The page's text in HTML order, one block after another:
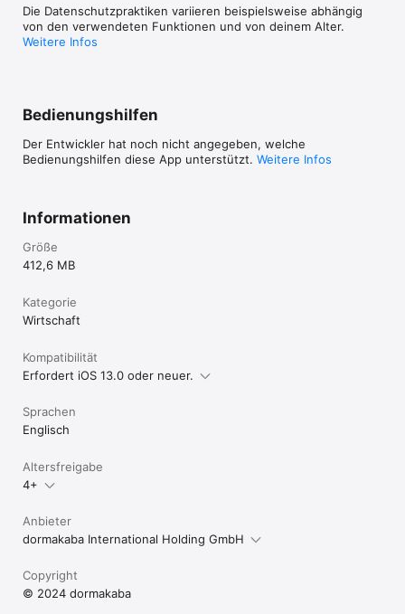
Die Datenschutzpraktiken variieren beispielsweise abhängig
von den verwendeten Funktionen und von deinem Alter.
Weitere Infos
Bedienungshilfen
Der Entwickler hat noch nicht angegeben, welche
Bedienungshilfen diese App unterstützt. Weitere Infos
Informationen
Größe
412,6 MB
Kategorie
Wirtschaft
Kompatibilität
Erfordert iOS 13.0 oder neuer.
Sprachen
Englisch
Altersfreigabe
4+
Anbieter
dormakaba International Holding GmbH
Copyright
© 2024 dormakaba